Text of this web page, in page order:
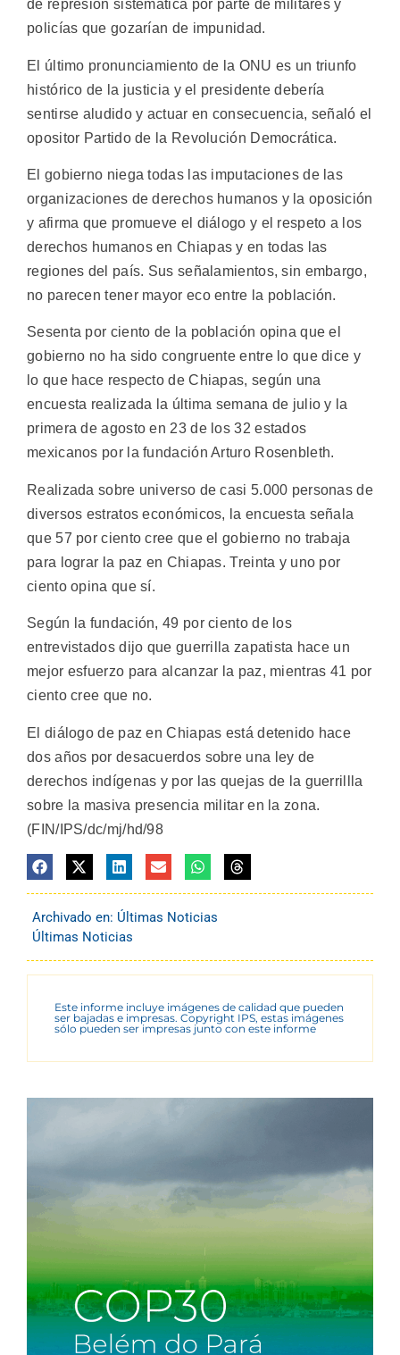
de represión sistemática por parte de militares y
policías que gozarían de impunidad.
El último pronunciamiento de la ONU es un triunfo
histórico de la justicia y el presidente debería
sentirse aludido y actuar en consecuencia, señaló el
opositor Partido de la Revolución Democrática.
El gobierno niega todas las imputaciones de las
organizaciones de derechos humanos y la oposición
y afirma que promueve el diálogo y el respeto a los
derechos humanos en Chiapas y en todas las
regiones del país. Sus señalamientos, sin embargo,
no parecen tener mayor eco entre la población.
Sesenta por ciento de la población opina que el
gobierno no ha sido congruente entre lo que dice y
lo que hace respecto de Chiapas, según una
encuesta realizada la última semana de julio y la
primera de agosto en 23 de los 32 estados
mexicanos por la fundación Arturo Rosenbleth.
Realizada sobre universo de casi 5.000 personas de
diversos estratos económicos, la encuesta señala
que 57 por ciento cree que el gobierno no trabaja
para lograr la paz en Chiapas. Treinta y uno por
ciento opina que sí.
Según la fundación, 49 por ciento de los
entrevistados dijo que guerrilla zapatista hace un
mejor esfuerzo para alcanzar la paz, mientras 41 por
ciento cree que no.
El diálogo de paz en Chiapas está detenido hace
dos años por desacuerdos sobre una ley de
derechos indígenas y por las quejas de la guerrillla
sobre la masiva presencia militar en la zona.
(FIN/IPS/dc/mj/hd/98
Archivado en: Últimas Noticias
Últimas Noticias
Este informe incluye imágenes de calidad que pueden
ser bajadas e impresas. Copyright IPS, estas imágenes
sólo pueden ser impresas junto con este informe